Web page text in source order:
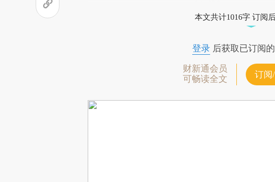
本文共计1016字 订阅
登录后获取已订阅
财新通会员
可畅读全文
订阅